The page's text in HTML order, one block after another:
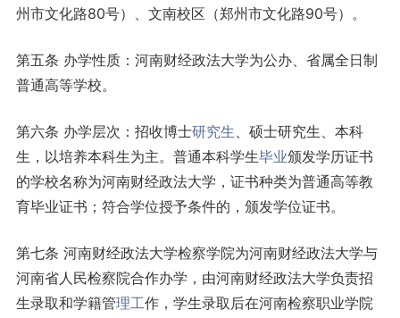
州市文化路80号）、文南校区（郑州市文化路90号）。
第五条 办学性质：河南财经政法大学为公办、省属全日制
普通高等学校。
第六条 办学层次：招收博士研究生、硕士研究生、本科
生，以培养本科生为主。普通本科学生毕业颁发学历证书
的学校名称为河南财经政法大学，证书种类为普通高等教
育毕业证书；符合学位授予条件的，颁发学位证书。
第七条 河南财经政法大学检察学院为河南财经政法大学与
河南省人民检察院合作办学，由河南财经政法大学负责招
生录取和学籍管理工作，学生录取后在河南检察职业学院